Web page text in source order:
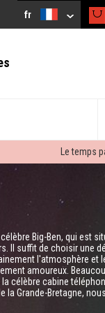
fr
Le temps
Big-Ben, qui est
Il suffit de choisir une
l'atmosphère
amoureux.
célèbre cabine
Grande-Bretagne,